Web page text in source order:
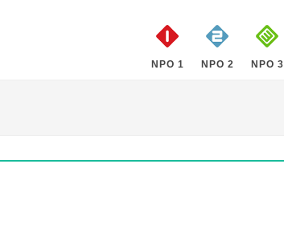
NPO 1 NPO 2 NPO 3